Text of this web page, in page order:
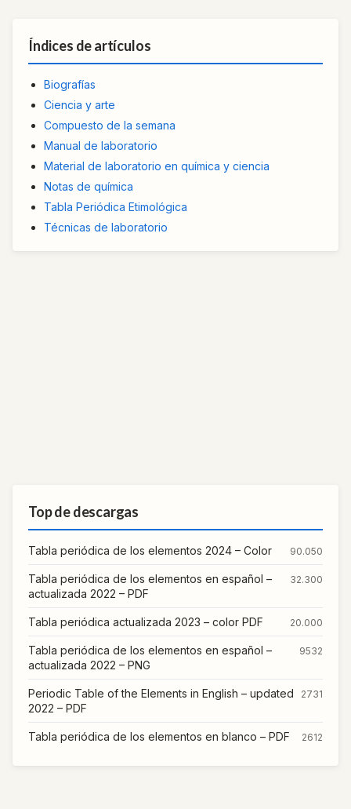
Índices de artículos
Biografías
Ciencia y arte
Compuesto de la semana
Manual de laboratorio
Material de laboratorio en química y ciencia
Notas de química
Tabla Periódica Etimológica
Técnicas de laboratorio
Top de descargas
Tabla periódica de los elementos 2024 – Color 90.050
Tabla periódica de los elementos en español –
actualizada 2022 – PDF
32.300
Tabla periódica actualizada 2023 – color PDF 20.000
Tabla periódica de los elementos en español –
actualizada 2022 – PNG
9532
Periodic Table of the Elements in English – updated
2022 – PDF
2731
Tabla periódica de los elementos en blanco – PDF 2612